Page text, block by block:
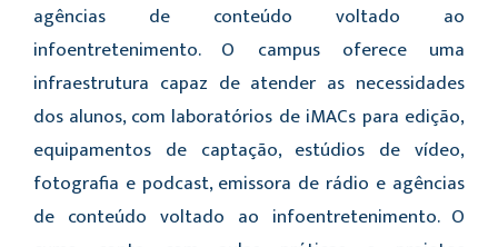
agências de conteúdo voltado ao
infoentretenimento. O campus oferece uma
infraestrutura capaz de atender as necessidades
dos alunos, com laboratórios de iMACs para edição,
equipamentos de captação, estúdios de vídeo,
fotografia e podcast, emissora de rádio e agências
de conteúdo voltado ao infoentretenimento. O